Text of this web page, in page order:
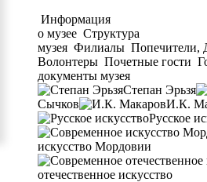
Информация
о музее Структура
музея Филиалы Попечители,
Волонтеры Почетные гости
документы музея
Степан Эрьзя
Сычков
И.К.
Русское
искусство Мордовии
отечественное искусство